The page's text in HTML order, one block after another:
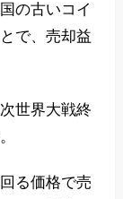
の古いコイ
で、売却益
世界大戦終
る価格で売